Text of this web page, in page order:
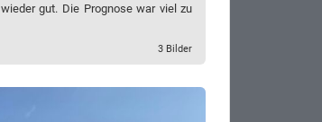
gut. Die Prognose war viel zu
3 Bilder